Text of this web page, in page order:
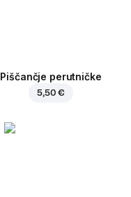
Piščančje perutničke
5,50 €